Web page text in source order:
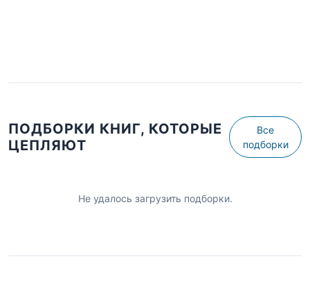
ПОДБОРКИ КНИГ, КОТОРЫЕ
ЦЕПЛЯЮТ
Все
подборки
Не удалось загрузить подборки.